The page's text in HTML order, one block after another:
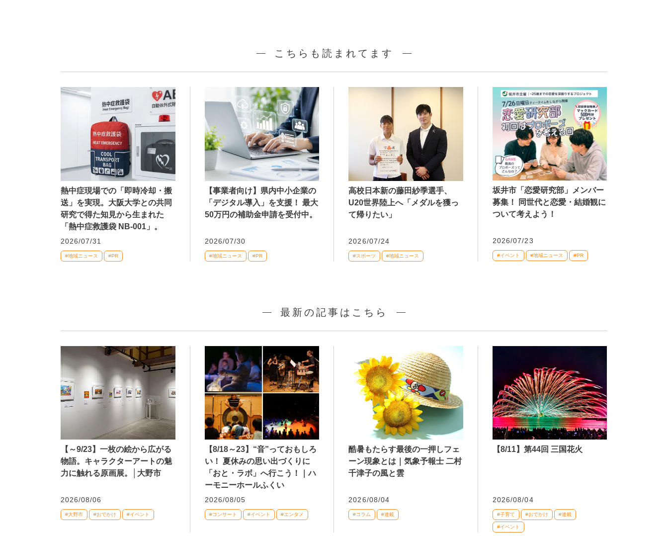
こちらも読まれてます
熱中症現場での「即時冷却・搬
送」を実現。大阪大学との共同
研究で得た知見から生まれた
「熱中症救護袋 NB-001」。
2026/07/31
#地域ニュース #PR
【事業者向け】県内中小企業の
「デジタル導入」を支援！ 最大
50万円の補助金申請を受付中。
2026/07/30
#地域ニュース #PR
高校日本新の藤田紗季選手、
U20世界陸上へ「メダルを獲っ
て帰りたい」
2026/07/24
#スポーツ #地域ニュース
坂井市「恋愛研究部」メンバー
募集！ 同世代と恋愛・結婚観に
ついて考えよう！
2026/07/23
#イベント #地域ニュース #PR
最新の記事はこちら
【～9/23】一枚の絵から広がる
物語。キャラクターアートの魅
力に触れる原画展。│大野市
2026/08/06
#大野市 #おでかけ #イベント
【8/18～23】“音”っておもしろ
い！ 夏休みの思い出づくりに
「おと・ラボ」へ行こう！｜ハ
ーモニーホールふくい
2026/08/05
#コンサート #イベント #エンタメ
酷暑もたらす最後の一押しフェ
ーン現象とは｜気象予報士 二村
千津子の風と雲
2026/08/04
#コラム #連載
【8/11】第44回 三国花火
2026/08/04
#子育て #おでかけ #連載
#イベント